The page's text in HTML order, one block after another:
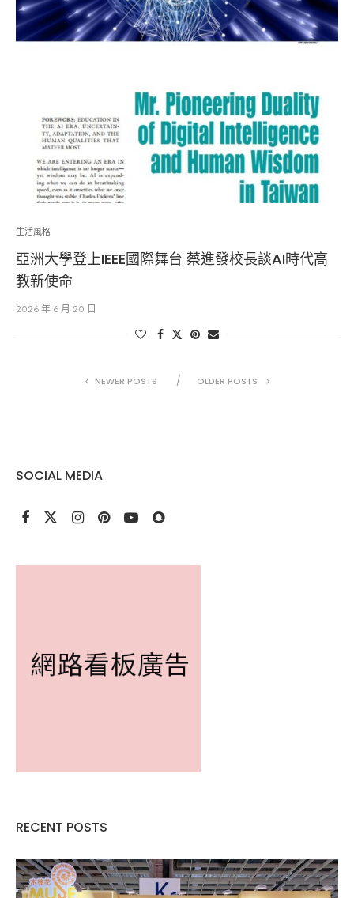
生活風格
亞洲大學登上IEEE國際舞台 蔡進發校長談AI時代高
教新使命
2026 年 6 月 20 日
NEWER POSTS OLDER POSTS
SOCIAL MEDIA
RECENT POSTS